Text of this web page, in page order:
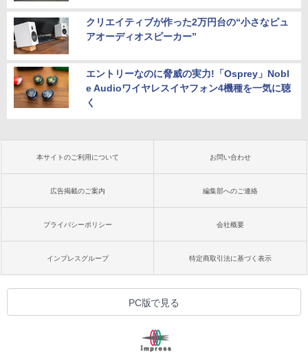
クリエイティブが作った2万円台の“小さなピュ
アオーディオスピーカー”
エントリーなのに脅威の実力!「Osprey」Nobl
e Audioワイヤレスイヤフォン4機種を一気に聴
く
本サイトのご利用について お問い合わせ
広告掲載のご案内 編集部へのご連絡
プライバシーポリシー 会社概要
インプレスグループ 特定商取引法に基づく表示
PC版で見る